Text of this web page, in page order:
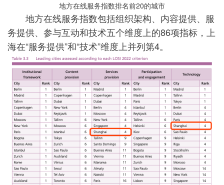
地方在线服务指数排名前20的城市
地方在线服务指数包括组织架构、内容提供、服
务提供、参与互动和技术五个维度上的86项指标，上
海在“服务提供”和“技术”维度上并列第4。